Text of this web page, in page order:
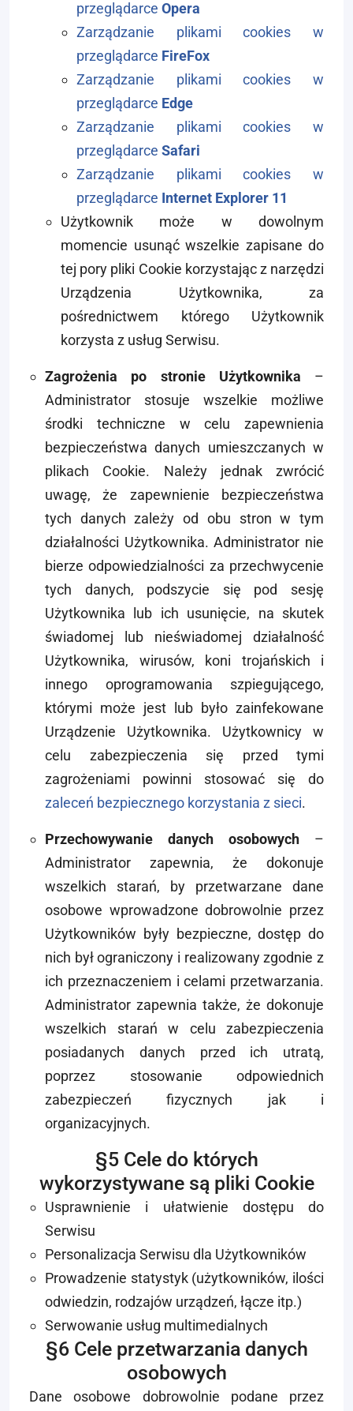
przeglądarce Opera
Zarządzanie plikami cookies w
przeglądarce FireFox
Zarządzanie plikami cookies w
przeglądarce Edge
Zarządzanie plikami cookies w
przeglądarce Safari
Zarządzanie plikami cookies w
przeglądarce Internet Explorer 11
Użytkownik może w dowolnym
momencie usunąć wszelkie zapisane do
tej pory pliki Cookie korzystając z narzędzi
Urządzenia Użytkownika, za
pośrednictwem którego Użytkownik
korzysta z usług Serwisu.
Zagrożenia po stronie Użytkownika –
Administrator stosuje wszelkie możliwe
środki techniczne w celu zapewnienia
bezpieczeństwa danych umieszczanych w
plikach Cookie. Należy jednak zwrócić
uwagę, że zapewnienie bezpieczeństwa
tych danych zależy od obu stron w tym
działalności Użytkownika. Administrator nie
bierze odpowiedzialności za przechwycenie
tych danych, podszycie się pod sesję
Użytkownika lub ich usunięcie, na skutek
świadomej lub nieświadomej działalność
Użytkownika, wirusów, koni trojańskich i
innego oprogramowania szpiegującego,
którymi może jest lub było zainfekowane
Urządzenie Użytkownika. Użytkownicy w
celu zabezpieczenia się przed tymi
zagrożeniami powinni stosować się do
zaleceń bezpiecznego korzystania z sieci.
Przechowywanie danych osobowych –
Administrator zapewnia, że dokonuje
wszelkich starań, by przetwarzane dane
osobowe wprowadzone dobrowolnie przez
Użytkowników były bezpieczne, dostęp do
nich był ograniczony i realizowany zgodnie z
ich przeznaczeniem i celami przetwarzania.
Administrator zapewnia także, że dokonuje
wszelkich starań w celu zabezpieczenia
posiadanych danych przed ich utratą,
poprzez stosowanie odpowiednich
zabezpieczeń fizycznych jak i
organizacyjnych.
§5 Cele do których
wykorzystywane są pliki Cookie
Usprawnienie i ułatwienie dostępu do
Serwisu
Personalizacja Serwisu dla Użytkowników
Prowadzenie statystyk (użytkowników, ilości
odwiedzin, rodzajów urządzeń, łącze itp.)
Serwowanie usług multimedialnych
§6 Cele przetwarzania danych
osobowych
Dane osobowe dobrowolnie podane przez